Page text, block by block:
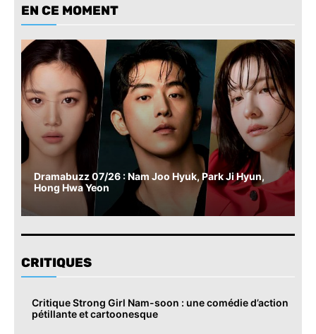
EN CE MOMENT
Dramabuzz 07/26 : Nam Joo Hyuk, Park Ji Hyun,
Hong Hwa Yeon
CRITIQUES
Critique Strong Girl Nam-soon : une comédie d’action
pétillante et cartoonesque